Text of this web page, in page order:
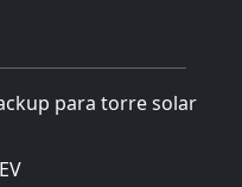
para torre solar